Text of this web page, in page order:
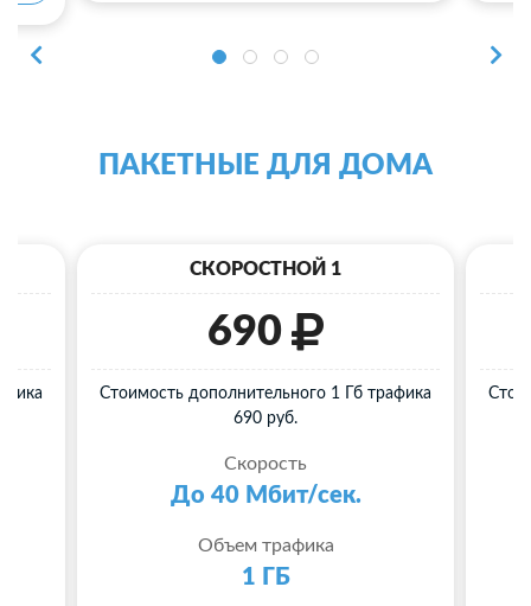
ПАКЕТНЫЕ ДЛЯ ДОМА
СКОРОСТНОЙ 1
690
Стоимость дополнительного 1 Гб трафика
690 руб.
Скорость
До 40 Мбит/сек.
Объем трафика
1 ГБ